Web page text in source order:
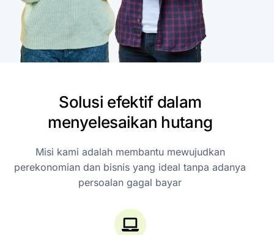
Solusi efektif dalam
menyelesaikan hutang
Misi kami adalah membantu mewujudkan
perekonomian dan bisnis yang ideal tanpa adanya
persoalan gagal bayar